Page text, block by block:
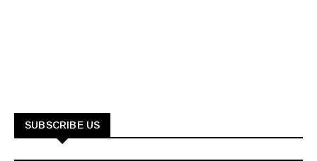
SUBSCRIBE US